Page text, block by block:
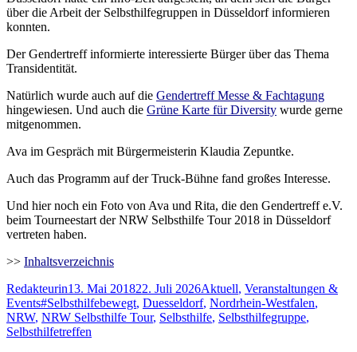
über die Arbeit der Selbsthilfegruppen in Düsseldorf informieren
konnten.
Der Gendertreff informierte interessierte Bürger über das Thema
Transidentität.
Natürlich wurde auch auf die Gendertreff Messe & Fachtagung
hingewiesen. Und auch die Grüne Karte für Diversity wurde gerne
mitgenommen.
Ava im Gespräch mit Bürgermeisterin Klaudia Zepuntke.
Auch das Programm auf der Truck-Bühne fand großes Interesse.
Und hier noch ein Foto von Ava und Rita, die den Gendertreff e.V.
beim Tourneestart der NRW Selbsthilfe Tour 2018 in Düsseldorf
vertreten haben.
>> Inhaltsverzeichnis
Autor
RedakteurinVeröffentlicht
am
13. Mai 201822. Juli 2026Kategorien
Aktuell, Veranstaltungen &
EventsSchlagwörter
#Selbsthilfebewegt, Duesseldorf, Nordrhein-Westfalen,
NRW, NRW Selbsthilfe Tour, Selbsthilfe, Selbsthilfegruppe,
Selbsthilfetreffen